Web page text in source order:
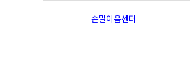
손말이음센터